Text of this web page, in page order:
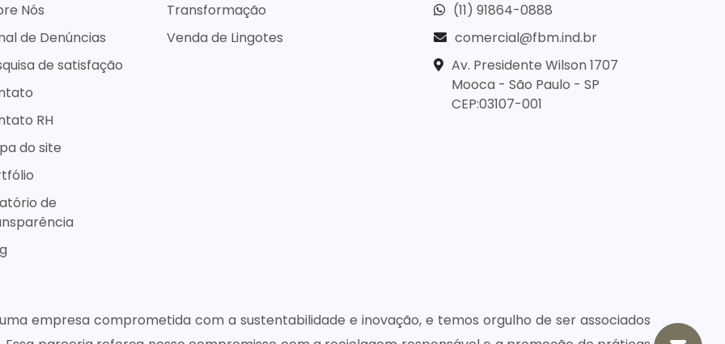
Nós
de Denúncias
de satisfação
RH
do site
de
Transformação
Venda de Lingotes
(11) 91864-0888
comercial@fbm.ind.br
Av. Presidente Wilson 1707
Mooca - São Paulo - SP
CEP:03107-001
empresa comprometida com a sustentabilidade e inovação, e temos orgulho de ser associados